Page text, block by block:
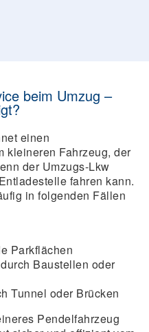
beim Umzug –
einen
kleineren Fahrzeug, der
der Umzugs-Lkw
fahren kann.
in folgenden Fällen
Parkflächen
Baustellen oder
Tunnel oder Brücken
Pendelfahrzeug